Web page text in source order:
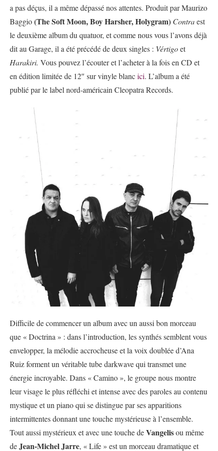
a pas déçus, il a même dépassé nos attentes. Produit par Maurizo
Baggio(The Soft Moon, Boy Harsher, Holygram) Contraest
le deuxième album du quatuor, et comme nous vous l’avons déjà
dit au Garage, il a été précédé de deux singles : Vértigoet
Harakiri. Vous pouvez l’écouter et l’acheter à la fois en CD et
en édition limitée de 12″ sur vinyle blancici. L’album a été
publié par le label nord-américain Cleopatra Records.
Difficile de commencer un album avec un aussi bon morceau
que « Doctrina » : dans l’introduction, les synthés semblent vous
envelopper, la mélodie accrocheuse et la voix doublée d’Ana
Ruiz forment un véritable tube darkwave qui transmet une
énergie incroyable. Dans « Camino », le groupe nous montre
leur visage le plus réfléchi et intense avec des paroles au contenu
mystique et un piano qui se distingue par ses apparitions
intermittentes donnant une touche mystérieuse à l’ensemble.
Tout aussi mystérieux et avec une touche deVangelisou même
deJean-Michel Jarre, « Life » est un morceau dramatique et